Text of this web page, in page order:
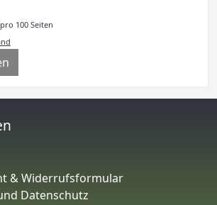
100 Seiten
& Widerrufsformular
Datenschutz